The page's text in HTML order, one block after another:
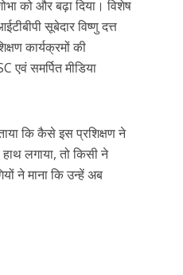
को और बढ़ा दिया। विशेष
सूबेदार विष्णु दत्त
कार्यक्रमों की
समर्पित मीडिया
कि कैसे इस प्रशिक्षण ने
लगाया, तो किसी ने
ने माना कि उन्हें अब